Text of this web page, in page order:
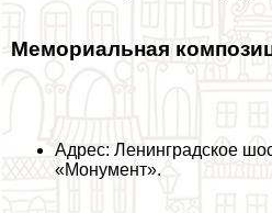
Мемориальная
Адрес: Ленинградское
«Монумент».